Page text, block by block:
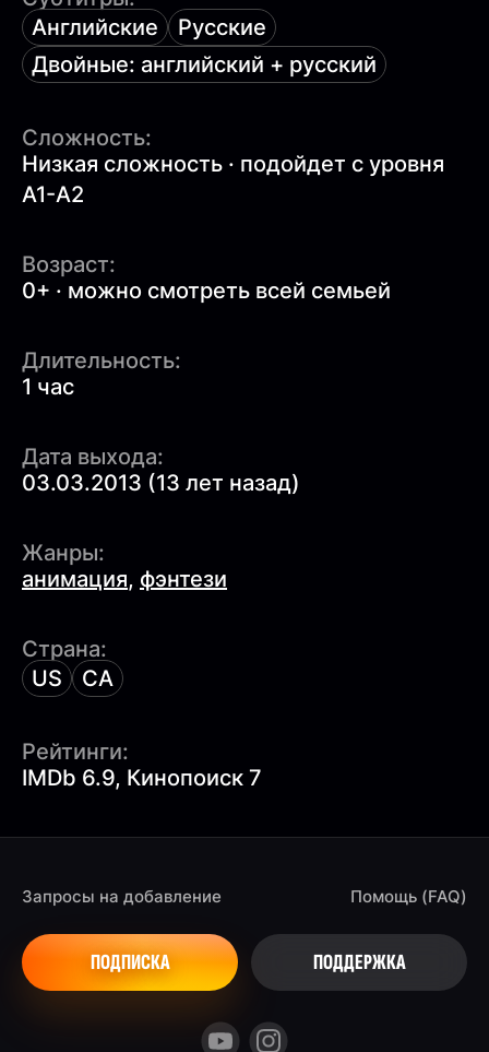
Английские
Русские
Двойные: английский + русский
Сложность:
Низкая сложность · подойдет с уровня
A1-A2
Возраст:
0+ · можно смотреть всей семьей
Длительность:
1 час
Дата выхода:
03.03.2013 (13 лет назад)
Жанры:
анимация, фэнтези
Страна:
US
CA
Рейтинги:
IMDb 6.9, Кинопоиск 7
Запросы на добавление
ПОДПИСКА
Помощь (FAQ)
ПОДДЕРЖКА